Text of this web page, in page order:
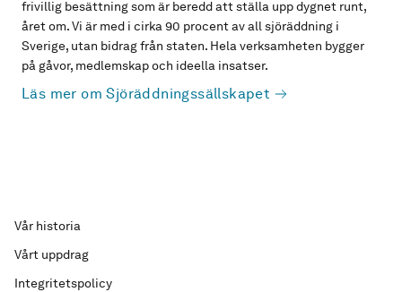
frivillig besättning som är beredd att ställa upp dygnet runt,
året om. Vi är med i cirka 90 procent av all sjöräddning i
Sverige, utan bidrag från staten. Hela verksamheten bygger
på gåvor, medlemskap och ideella insatser.
Läs mer om Sjöräddningssällskapet
Vår historia
Vårt uppdrag
Integritetspolicy